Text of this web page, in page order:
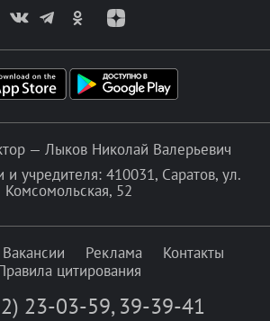
— Лыков Николай Валерьевич
и учредителя: 410031, Саратов, ул.
Комсомольская, 52
Вакансии Реклама
Контакты
цитирования
23-03-59, 39-39-41